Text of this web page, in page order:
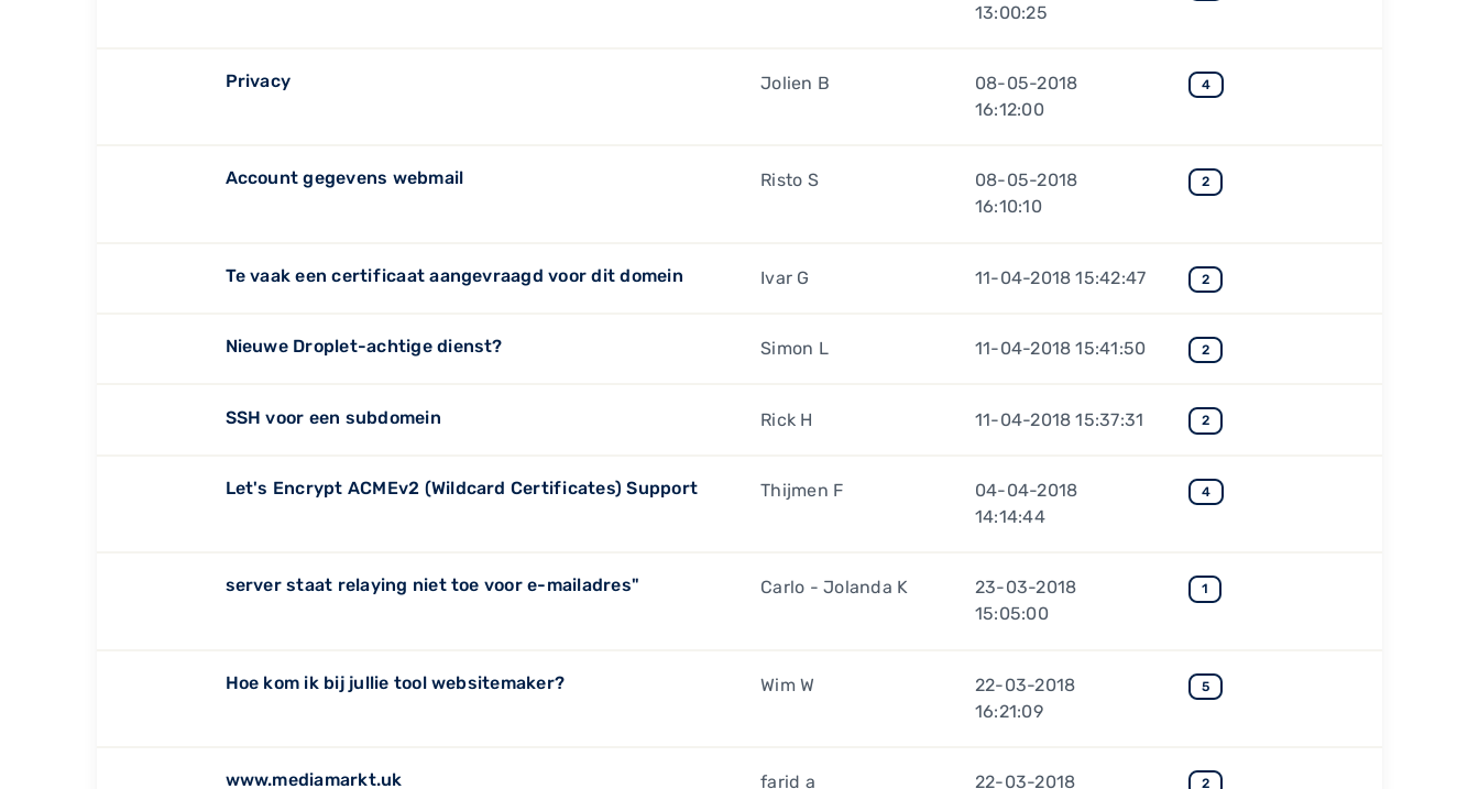
13:00:25
Privacy Jolien B
08-05-2018
16:12:00
4
Account gegevens webmail Risto S
08-05-2018
16:10:10
2
Te vaak een certificaat aangevraagd voor dit domein Ivar G 11-04-2018 15:42:47 2
Nieuwe Droplet-achtige dienst? Simon L 11-04-2018 15:41:50 2
SSH voor een subdomein Rick H 11-04-2018 15:37:31 2
Let's Encrypt ACMEv2 (Wildcard Certificates) Support Thijmen F
04-04-2018
14:14:44
4
server staat relaying niet toe voor e-mailadres" Carlo - Jolanda K
23-03-2018
15:05:00
1
Hoe kom ik bij jullie tool websitemaker? Wim W
22-03-2018
16:21:09
5
www.mediamarkt.uk farid a
22-03-2018
2